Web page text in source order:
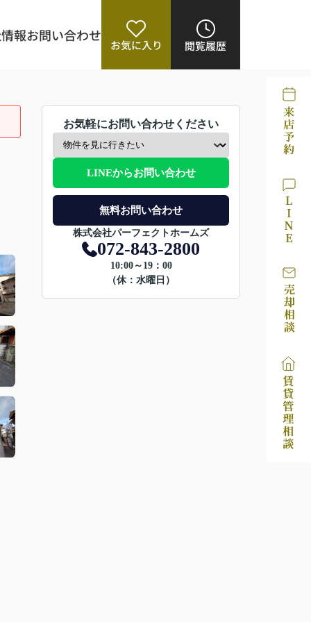
報お問い合わせ
お気に入り 閲覧履歴
お気軽にお問い合わせください
LINEからお問い合わせ
無料お問い合わせ
株式会社パーフェクトホームズ
072-843-2800
10:00～19：00
（休：水曜日）